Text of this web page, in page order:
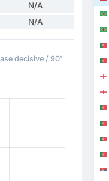
N/A
N/A
decisive / 90'